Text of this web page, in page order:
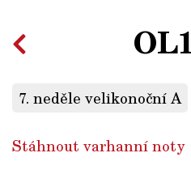
7. neděle velikonoční A
Stáhnout varhanní noty